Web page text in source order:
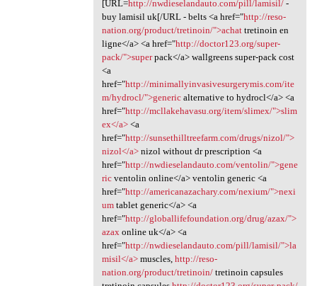
[URL=http://nwdieselandauto.com/pill/lamisil/-
buy lamisil uk[/URL - belts <a href="http://reso-
nation.org/product/tretinoin/">achattretinoin en
ligne</a> <a href="http://doctor123.org/super-
pack/">superpack</a> wallgreens super-pack cost
<a
href="http://minimallyinvasivesurgerymis.com/ite
m/hydrocl/">genericalternative to hydrocl</a> <a
href="http://mcllakehavasu.org/item/slimex/">slim
ex</a><a
href="http://sunsethilltreefarm.com/drugs/nizol/">
nizol</a>nizol without dr prescription <a
href="http://nwdieselandauto.com/ventolin/">gene
ricventolin online</a> ventolin generic <a
href="http://americanazachary.com/nexium/">nexi
umtablet generic</a> <a
href="http://globallifefoundation.org/drug/azax/">
azax online uk</a> <a
href="http://nwdieselandauto.com/pill/lamisil/">la
misil</a>muscles, http://reso-
nation.org/product/tretinoin/tretinoin capsules